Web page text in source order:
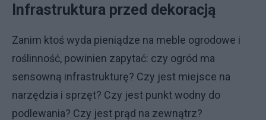
Infrastruktura przed dekoracją
Zanim ktoś wyda pieniądze na meble ogrodowe i
roślinność, powinien zapytać: czy ogród ma
sensowną infrastrukturę? Czy jest miejsce na
narzędzia i sprzęt? Czy jest punkt wodny do
podlewania? Czy jest prąd na zewnątrz?